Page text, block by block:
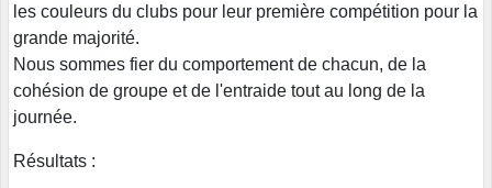
les couleurs du clubs pour leur première compétition pour la
grande majorité.
Nous sommes fier du comportement de chacun, de la
cohésion de groupe et de l'entraide tout au long de la
journée.
Résultats :